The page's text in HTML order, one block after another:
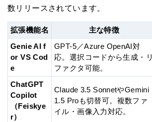
数リリースされています。
拡張機能名 主な特徴
Genie AI f
or VS Cod
e
GPT-5／Azure OpenAI対
応。選択コードから生成・リ
ファクタ可能。
ChatGPT
Copilot
（Feiskye
r）
Claude 3.5 SonnetやGemini
1.5 Proも切替可。複数ファ
イル・画像入力対応。